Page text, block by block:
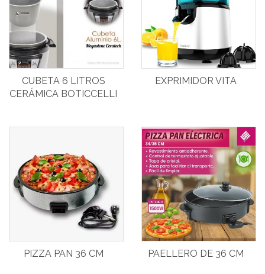
CUBETA 6 LITROS
CERÁMICA BOTICCELLI
EXPRIMIDOR VITA
PIZZA PAN 36 CM PAELLERO DE 36 CM